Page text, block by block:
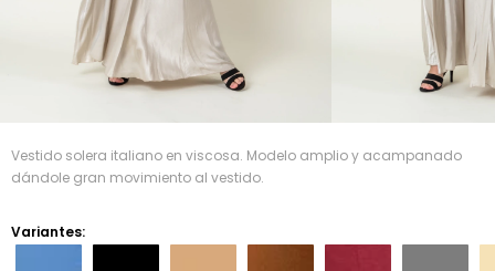
Vestido solera italiano en viscosa. Modelo amplio y acampanado
dándole gran movimiento al vestido.
Variantes: